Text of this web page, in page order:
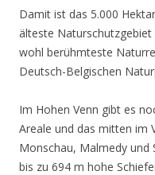
Damit ist das 5.000
älteste
wohl berühmteste
Deutsch-Belgischen
Im Hohen Venn gibt es
Areale und das mitten im
Monschau, Malmedy und
bis zu 694 m hohe